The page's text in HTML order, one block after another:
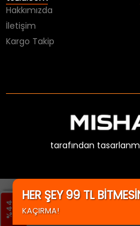
%
4
4
İ
n
d
i
r
i m 1599,99 TL
899,99 TL
tozlu.com
Hakkımızda
İletişim
HER ŞEY 99 TL